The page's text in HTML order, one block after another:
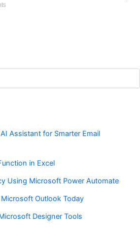
Assistant for Smarter Email
in Excel
Using Microsoft Power Automate
Outlook Today
Designer Tools